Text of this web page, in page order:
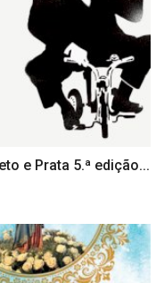
e Prata 5.ª edição...